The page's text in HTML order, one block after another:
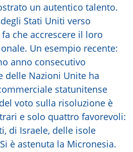
un autentico talento.
Stati Uniti verso
che accrescere il loro
Un esempio recente:
anno consecutivo
delle Nazioni Unite ha
statunitense
voto sulla risoluzione è
e solo quattro favorevoli:
di Israele, delle isole
è astenuta la Micronesia.